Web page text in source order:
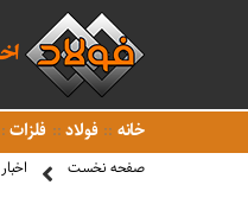
خانه فولاد فلزات
صفحه نخست اخبار